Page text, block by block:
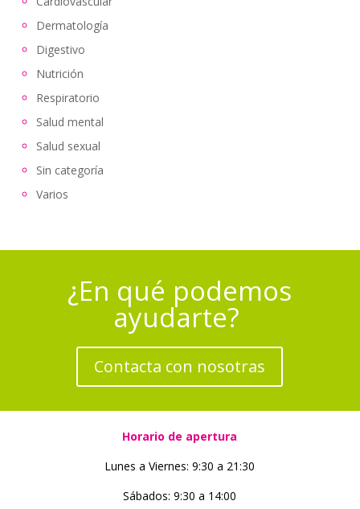
Dermatología
Digestivo
Nutrición
Respiratorio
Salud mental
Salud sexual
Sin categoría
Varios
¿En qué podemos
ayudarte?
Contacta con nosotras
Horario de apertura
Lunes a Viernes: 9:30 a 21:30
Sábados: 9:30 a 14:00